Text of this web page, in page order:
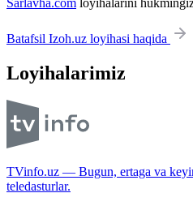
Batafsil Izoh.uz loyihasi haqida
Loyihalarimiz
TVinfo.uz — Bugun, ertaga va
teledasturlar.